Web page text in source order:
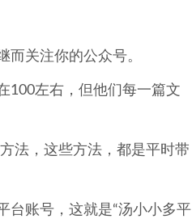
关注你的公众号。
100左右，但他们每一篇文
法，这些方法，都是平时带
台账号，这就是“汤小小多平